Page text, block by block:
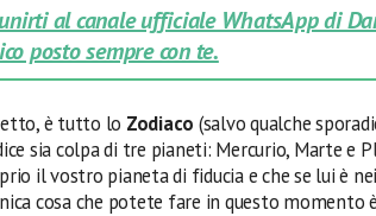
al canale ufficiale WhatsApp di
posto sempre con te.
è tutto lo Zodiaco (salvo qualche
sia colpa di tre pianeti: Mercurio, Marte e
il vostro pianeta di fiducia e che se lui è
cosa che potete fare in questo